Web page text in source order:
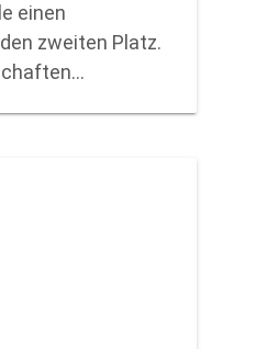
einen
zweiten Platz.